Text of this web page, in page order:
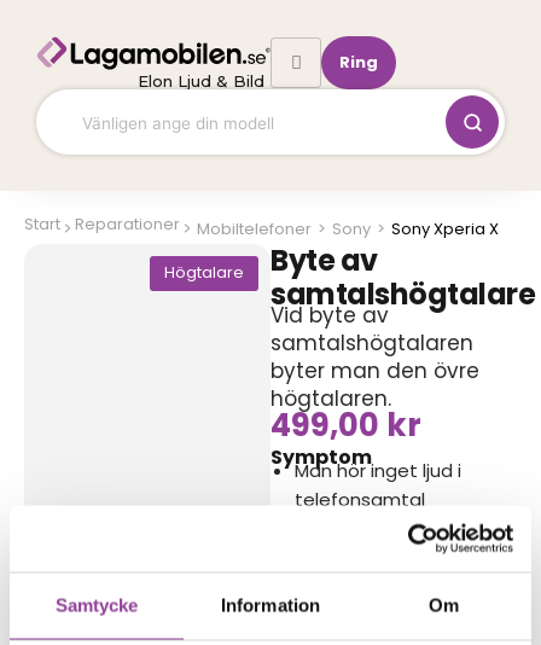
Samtycke Information Om
innehåll
Elon Ljud & Bild
Ring
Start Reparationer Mobiltelefoner > Sony > Sony Xperia X
Högtalare
Byte av
samtalshögtalare
Vid byte av
samtalshögtalaren
byter man den övre
högtalaren.
499,00 kr
Symptom
Man hör inget ljud i
telefonsamtal
Ljudet upplevs brusigt
Reparations tid – Ca 45